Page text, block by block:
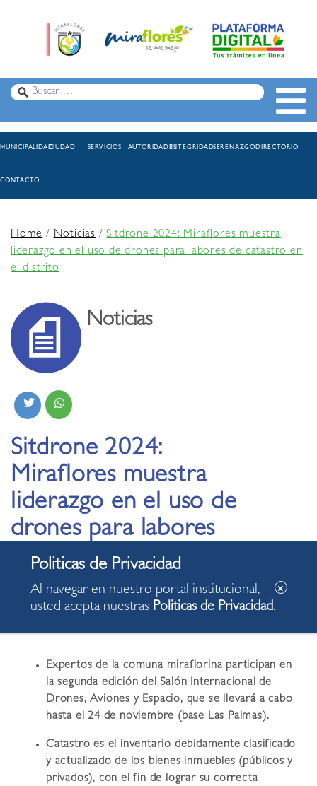
MUNICIPALIDADCIUDAD SERVICIOS AUTORIDADESINTEGRIDADSERENAZGODIRECTORIO
CONTACTO
Home/Noticias /Sitdrone 2024: Miraflores muestra
liderazgo en el uso de drones para labores de catastro en
el distrito
Noticias
Sitdrone 2024:
Miraflores muestra
liderazgo en el uso de
drones para labores
de catastro en el
distrito
Expertos de la comuna miraflorina participan en
la segunda edición del Salón Internacional de
Drones, Aviones y Espacio, que se llevará a cabo
hasta el 24 de noviembre (base Las Palmas).
Catastro es el inventario debidamente clasificado
y actualizado de los bienes inmuebles (públicos y
privados), con el fin de lograr su correcta
Al navegar en nuestro portal institucional,
usted acepta nuestras Politicas de Privacidad.